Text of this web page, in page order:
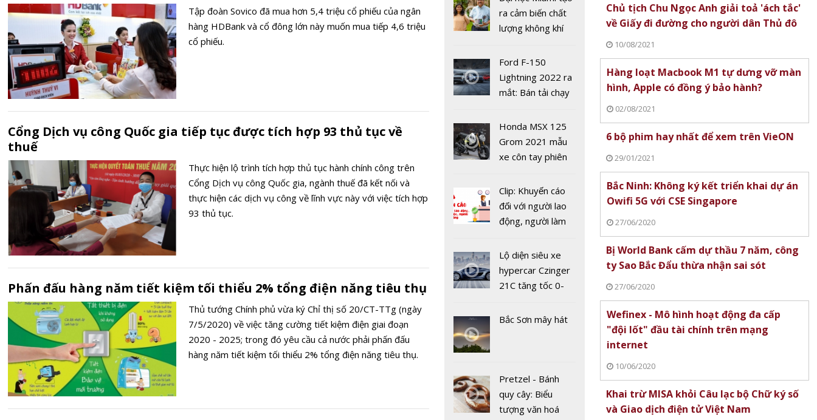
Vingroup bắt tay
Intel tạo nên
những đột phá
Hệ thống dữ liệu
đa thiên tai
Việt Nam sẽ nằm
nước hàng đầu về
Tập đoàn Sovico đã mua hơn 5,4 triệu cổ phiếu của ngân
hàng HDBank và cổ đông lớn này muốn mua tiếp 4,6 triệu
cổ phiếu.
Cổng Dịch vụ công Quốc gia tiếp tục được tích hợp 93 thủ tục về
thuế
Thực hiện lộ trình tích hợp thủ tục hành chính công trên
Cổng Dịch vụ công Quốc gia, ngành thuế đã kết nối và
thực hiện các dịch vụ công về lĩnh vực này với việc tích hợp
93 thủ tục.
Phấn đấu hàng năm tiết kiệm tối thiểu 2% tổng điện năng tiêu thụ
Thủ tướng Chính phủ vừa ký Chỉ thị số 20/CT-TTg (ngày
7/5/2020) về việc tăng cường tiết kiệm điện giai đoạn
2020 - 2025; trong đó yêu cầu cả nước phải phấn đấu
hàng năm tiết kiệm tối thiểu 2% tổng điện năng tiêu thụ.
ra cảm biến chất
lượng không khí
19
Ford F-150
Lightning 2022 ra
mắt: Bán tải chạy
chưa đến 40 nghìn
USD
Honda MSX 125
Grom 2021 mẫu
xe côn tay phiên
Clip: Khuyến cáo
đối với người lao
động, người làm
hàng tại khu dịch
vụ trong dịch
Covid-19
Lộ diện siêu xe
hypercar Czinger
21C tăng tốc 0-
2 giây
Bắc Sơn mây hát
Pretzel - Bánh
quy cây: Biểu
tượng văn hoá
Chủ tịch Chu Ngọc Anh giải toả 'ách tắc'
về Giấy đi đường cho người dân Thủ đô
10/08/2021
Hàng loạt Macbook M1 tự dưng vỡ màn
hình, Apple có đồng ý bảo hành?
02/08/2021
6 bộ phim hay nhất để xem trên VieON
29/01/2021
Bắc Ninh: Không ký kết triển khai dự án
Owifi 5G với CSE Singapore
27/06/2020
Bị World Bank cấm dự thầu 7 năm, công
ty Sao Bắc Đẩu thừa nhận sai sót
27/06/2020
Wefinex - Mô hình hoạt động đa cấp
"đội lốt" đầu tài chính trên mạng
internet
10/06/2020
Khai trừ MISA khỏi Câu lạc bộ Chữ ký số
và Giao dịch điện tử Việt Nam